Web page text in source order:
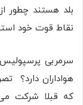
بلد هستند چطور
نقاط قوت خود
سرمربی
هواداران دارد؟
که قبلا شرکت